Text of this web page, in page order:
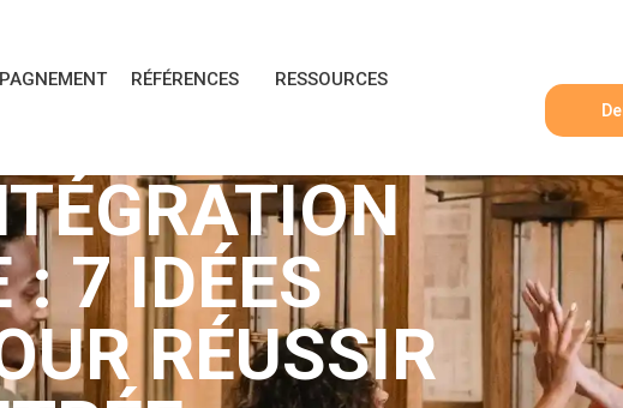
RÉFÉRENCES RESSOURCES
: 7 IDÉES
RÉUSSIR